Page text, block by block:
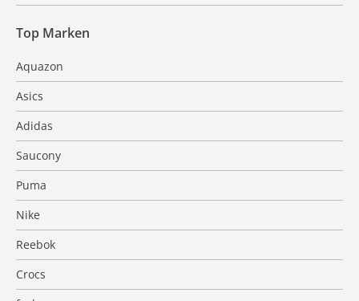
Top Marken
Aquazon
Asics
Adidas
Saucony
Puma
Nike
Reebok
Crocs